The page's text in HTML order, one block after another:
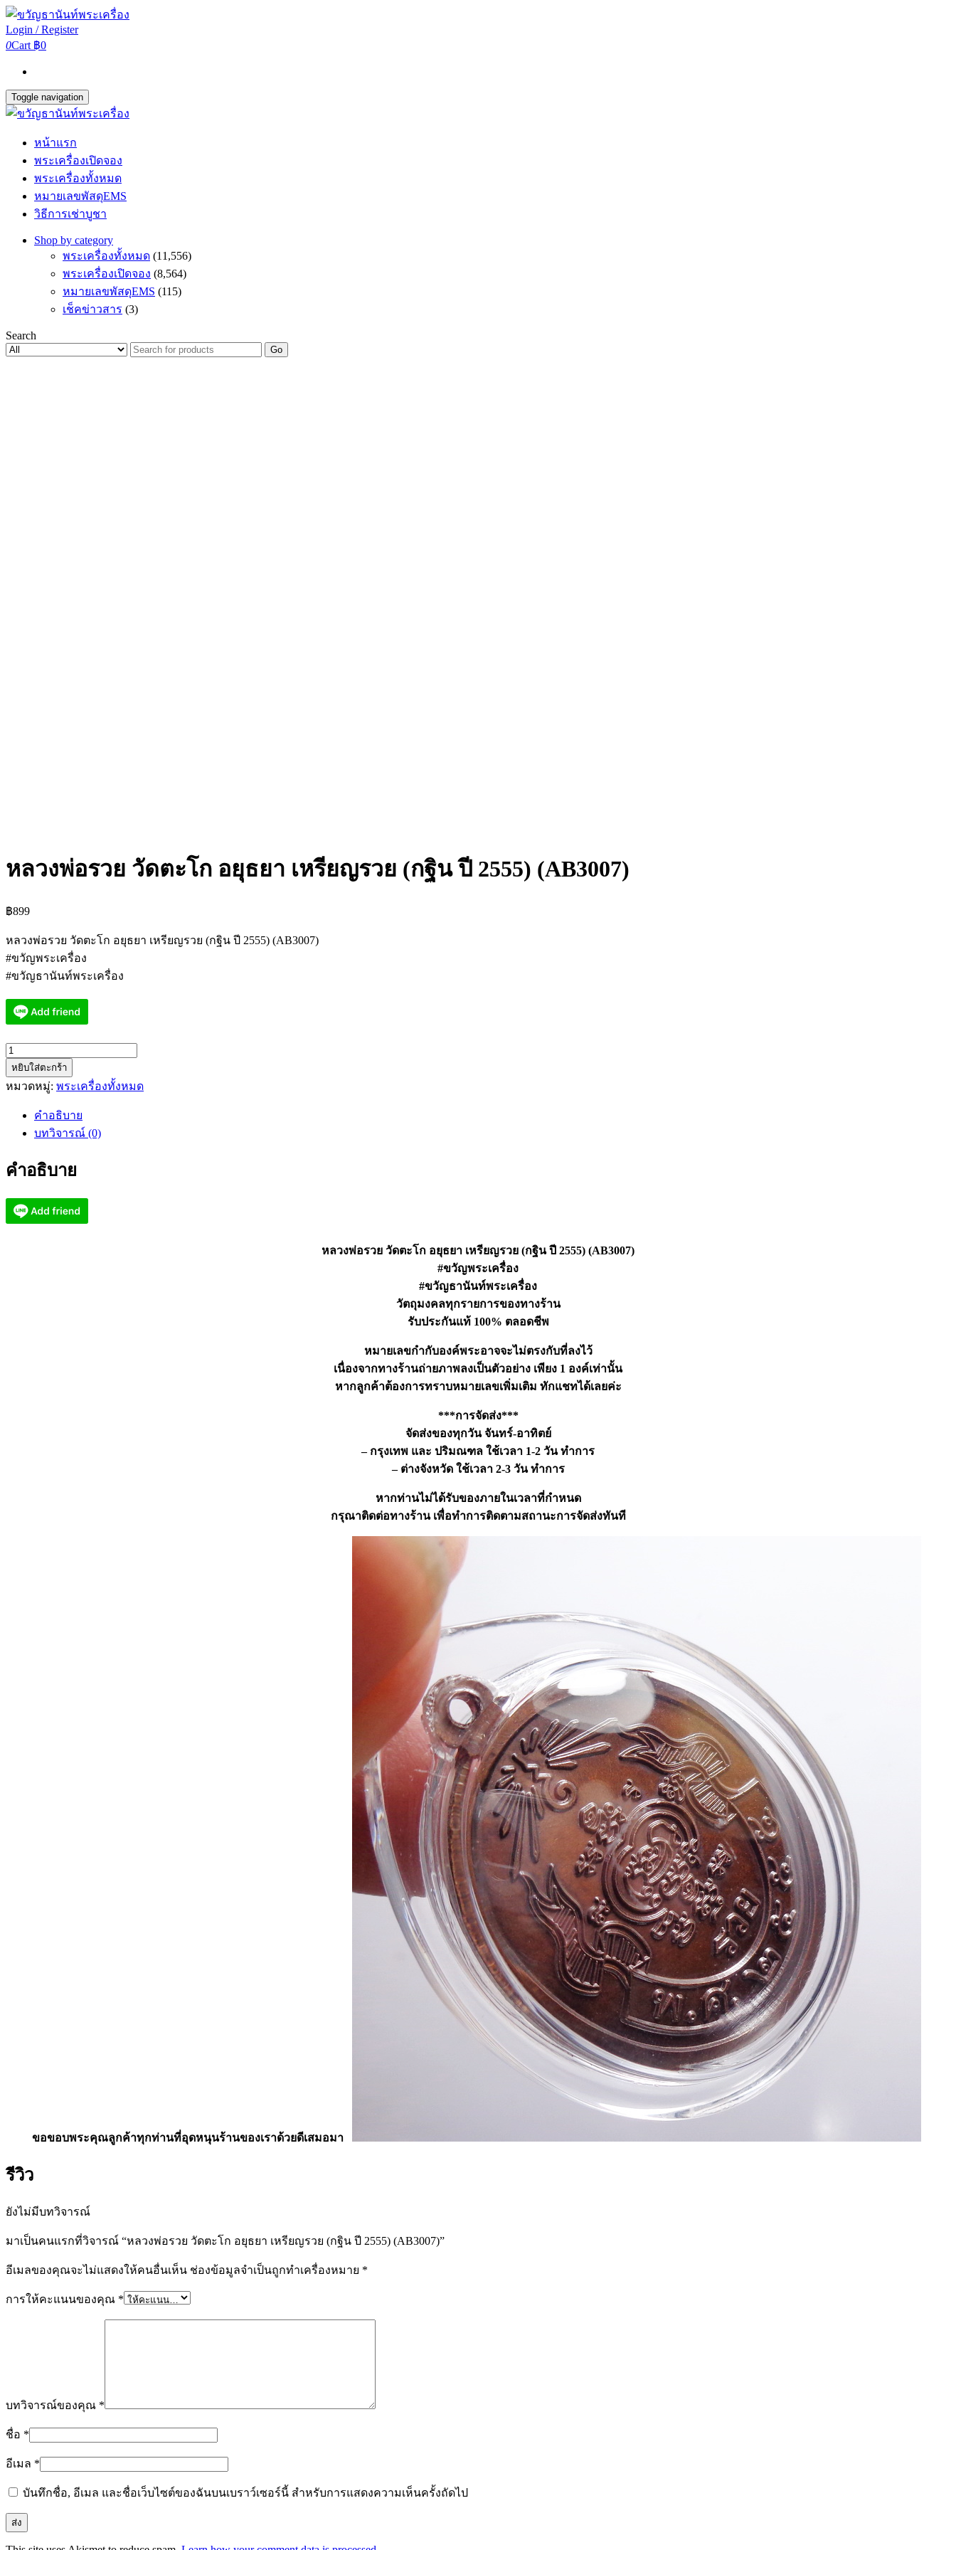
Login / Register
0Cart ฿0
Toggle navigation
หน้าแรก
พระเครื่องเปิดจอง
พระเครื่องทั้งหมด
หมายเลขพัสดุEMS
วิธีการเช่าบูชา
Shop by category
พระเครื่องทั้งหมด (11,556)
พระเครื่องเปิดจอง (8,564)
หมายเลขพัสดุEMS (115)
เช็คข่าวสาร (3)
Search
Go
หลวงพ่อรวย วัดตะโก อยุธยา เหรียญรวย (กฐิน ปี 2555) (AB3007)
฿899
หลวงพ่อรวย วัดตะโก อยุธยา เหรียญรวย (กฐิน ปี 2555) (AB3007)
#ขวัญพระเครื่อง
#ขวัญธานันท์พระเครื่อง
จำนวน
หลวง
พ่อ
เหรียญ
(กฐิน
หยิบใส่ตะกร้า
หมวดหมู่: พระเครื่องทั้งหมด
คำอธิบาย
บทวิจารณ์ (0)
คำอธิบาย
หลวงพ่อรวย วัดตะโก อยุธยา เหรียญรวย (กฐิน ปี 2555) (AB3007)
#ขวัญพระเครื่อง
#ขวัญธานันท์พระเครื่อง
วัตถุมงคลทุกรายการของทางร้าน
รับประกันแท้ 100% ตลอดชีพ
หมายเลขกำกับองค์พระอาจจะไม่ตรงกับที่ลงไว้
เนื่องจากทางร้านถ่ายภาพลงเป็นตัวอย่าง เพียง 1 องค์เท่านั้น
หากลูกค้าต้องการทราบหมายเลขเพิ่มเติม ทักแชทได้เลยค่ะ
***การจัดส่ง***
จัดส่งของทุกวัน จันทร์-อาทิตย์
– กรุงเทพ และ ปริมณฑล ใช้เวลา 1-2 วัน ทำการ
– ต่างจังหวัด ใช้เวลา 2-3 วัน ทำการ
หากท่านไม่ได้รับของภายในเวลาที่กำหนด
กรุณาติดต่อทางร้าน เพื่อทำการติดตามสถานะการจัดส่งทันที
ขอขอบพระคุณลูกค้าทุกท่านที่อุดหนุนร้านของเราด้วยดีเสมอมา
รีวิว
ยังไม่มีบทวิจารณ์
มาเป็นคนแรกที่วิจารณ์ “หลวงพ่อรวย วัดตะโก อยุธยา เหรียญรวย (กฐิน ปี 2555) (AB3007)”
อีเมลของคุณจะไม่แสดงให้คนอื่นเห็น ช่องข้อมูลจำเป็นถูกทำเครื่องหมาย *
การให้คะแนนของคุณ *
บทวิจารณ์ของคุณ *
ชื่อ *
อีเมล *
บันทึกชื่อ, อีเมล และชื่อเว็บไซต์ของฉันบนเบราว์เซอร์นี้ สำหรับการแสดงความเห็นครั้งถัดไป